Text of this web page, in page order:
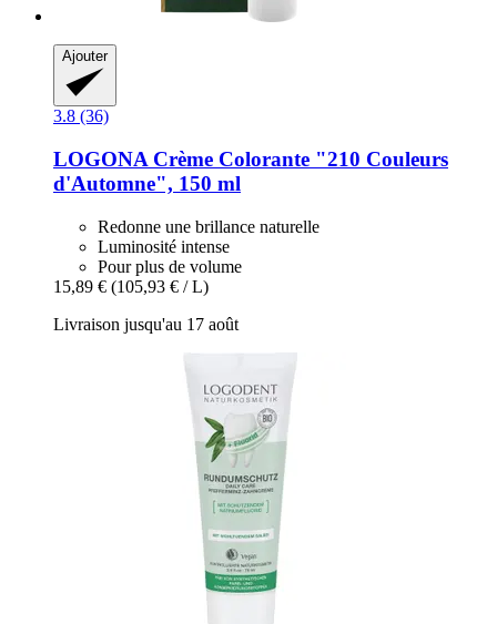
Ajouter
3.8 (36)
LOGONA Crème Colorante "210 Couleurs
d'Automne", 150 ml
Redonne une brillance naturelle
Luminosité intense
Pour plus de volume
15,89 € (105,93 € / L)
Livraison jusqu'au 17 août